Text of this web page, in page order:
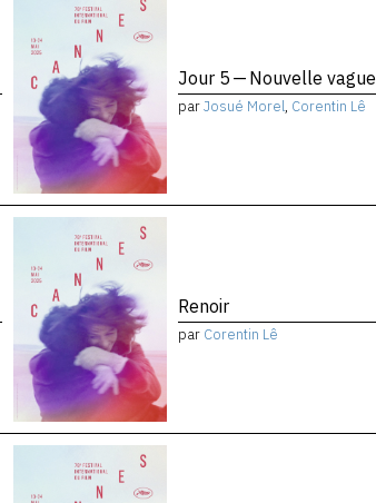
Jour 5 — Nouvelle vague
parJosué Morel, Corentin Lê
Renoir
par Corentin Lê